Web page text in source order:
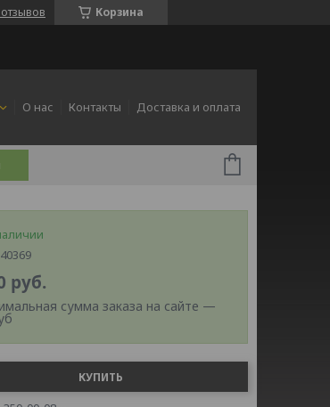
Корзина
О нас Контакты Доставка и оплата
40369
руб.
сумма заказа на сайте —
КУПИТЬ